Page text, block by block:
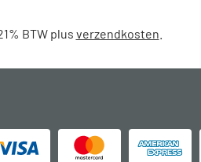
BTW plus verzendkosten